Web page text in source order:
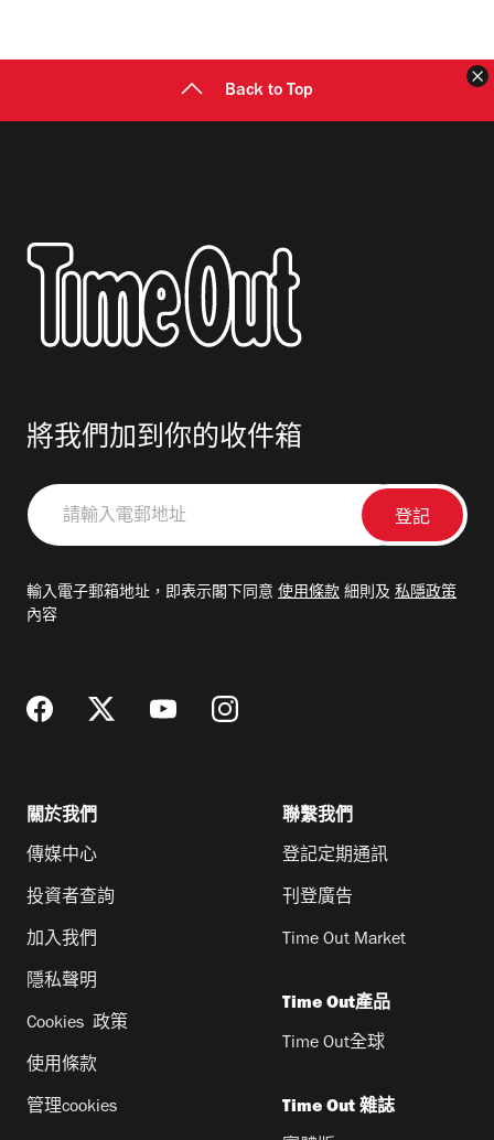
Back to Top
將我們加到你的收件箱
請
輸
郵
輸入電子郵箱地址，即表示閣下同意 使用條款 細則及 私隱政策
內容
關於我們
傳媒中心
投資者查詢
加入我們
隱私聲明
Cookies 政策
使用條款
管理cookies
聯繫我們
登記定期通訊
刊登廣告
Time Out Market
Time Out產品
Time Out全球
Time Out 雜誌